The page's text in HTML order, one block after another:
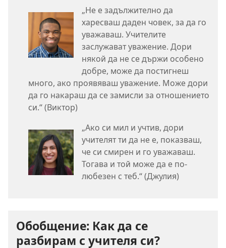
„Не е задължително да
харесваш даден човек, за да го
уважаваш. Учителите
заслужават уважение. Дори
някой да не се държи особено
добре, може да постигнеш
много, ако проявяваш уважение. Може дори
да го накараш да се замисли за отношението
си.“ (Виктор)
„Ако си мил и учтив, дори
учителят ти да не е, показваш,
че си смирен и го уважаваш.
Тогава и той може да е по-
любезен с теб.“ (Джулия)
Обобщение: Как да се
разбирам с учителя си?